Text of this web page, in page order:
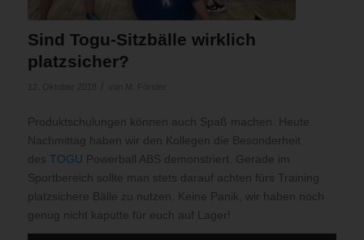
Sind Togu-Sitzbälle wirklich
platzsicher?
Produktschulungen können auch Spaß machen. Heute
Nachmittag haben wir den Kollegen die Besonderheit
des TOGU Powerball ABS demonstriert. Gerade im
Sportbereich sollte man stets darauf achten fürs Training
platzsichere Bälle zu nutzen. Keine Panik, wir haben noch
genug nicht kaputte für euch auf Lager!